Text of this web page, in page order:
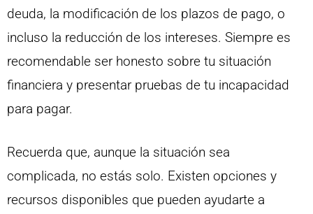
deuda, la modificación de los plazos de pago, o
incluso la reducción de los intereses. Siempre es
recomendable ser honesto sobre tu situación
financiera y presentar pruebas de tu incapacidad
para pagar.
Recuerda que, aunque la situación sea
complicada, no estás solo. Existen opciones y
recursos disponibles que pueden ayudarte a